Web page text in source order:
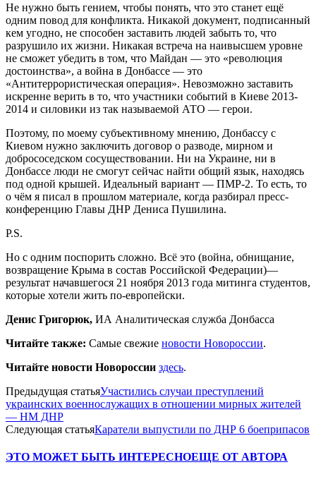
Не нужно быть гением, чтобы понять, что это станет ещё
одним повод для конфликта. Никакой документ, подписанный
кем угодно, не способен заставить людей забыть то, что
разрушило их жизни. Никакая встреча на наивысшем уровне
не сможет убедить в том, что Майдан — это «революция
достоинства», а война в Донбассе — это
«Антитеррористическая операция». Невозможно заставить
искренне верить в то, что участники событий в Киеве 2013-
2014 и силовики из так называемой АТО — герои.
Поэтому, по моему субъективному мнению, Донбассу с
Киевом нужно заключить договор о разводе, мирном и
добрососедском сосуществовании. Ни на Украине, ни в
Донбассе люди не смогут сейчас найти общий язык, находясь
под одной крышей. Идеальный вариант — ПМР-2. То есть, то
о чём я писал в прошлом материале, когда разбирал пресс-
конференцию Главы ДНР Дениса Пушилина.
P.S.
Но с одним поспорить сложно. Всё это (война, обнищание,
возвращение Крыма в состав Российской Федерации)—
результат начавшегося 21 ноября 2013 года митинга студентов,
которые хотели жить по-европейски.
Денис Григорюк, ИА Аналитическая служба Донбасса
Читайте также: Самые свежие новости Новороссии.
Читайте новости Новороссии здесь.
Предыдущая статьяУчастились случаи преступлений
украинских военнослужащих в отношении мирных жителей
— НМ ДНР
Следующая статьяКаратели выпустили по ДНР 6 боеприпасов
ЭТО МОЖЕТ БЫТЬ ИНТЕРЕСНОЕЩЕ ОТ АВТОРА